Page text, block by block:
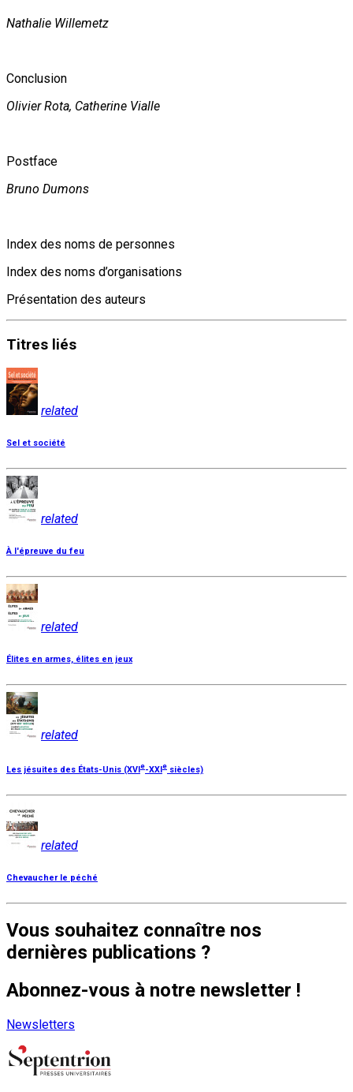
Nathalie Willemetz
Conclusion
Olivier Rota, Catherine Vialle
Postface
Bruno Dumons
Index des noms de personnes
Index des noms d’organisations
Présentation des auteurs
Titres liés
related
Sel et société
related
À l'épreuve du feu
related
Élites en armes, élites en jeux
related
Les jésuites des États-Unis (XVIe-XXIe siècles)
related
Chevaucher le péché
Vous souhaitez connaître nos
dernières publications ?
Abonnez-vous à notre newsletter !
Newsletters